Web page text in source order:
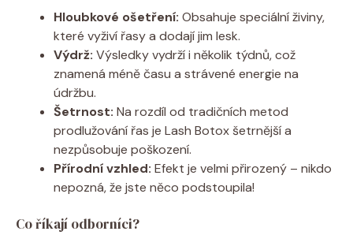
Hloubkové ošetření: Obsahuje speciální živiny,
které vyživí řasy a dodají jim lesk.
Výdrž: Výsledky vydrží i několik týdnů, což
znamená méně času a strávené energie na
údržbu.
Šetrnost: Na rozdíl od tradičních metod
prodlužování řas je Lash Botox šetrnější a
nezpůsobuje poškození.
Přírodní vzhled: Efekt je velmi přirozený – nikdo
nepozná, že jste něco podstoupila!
Co říkají odborníci?